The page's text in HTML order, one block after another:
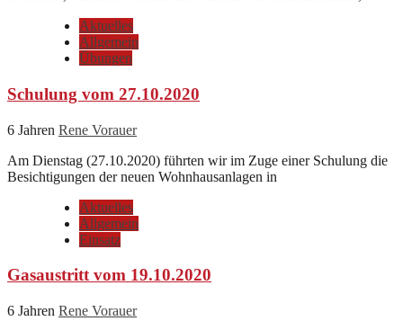
Aktuelles
Allgemein
Übungen
Schulung vom 27.10.2020
6 Jahren Rene Vorauer
Am Dienstag (27.10.2020) führten wir im Zuge einer Schulung die
Besichtigungen der neuen Wohnhausanlagen in
Aktuelles
Allgemein
Einsatz
Gasaustritt vom 19.10.2020
6 Jahren Rene Vorauer